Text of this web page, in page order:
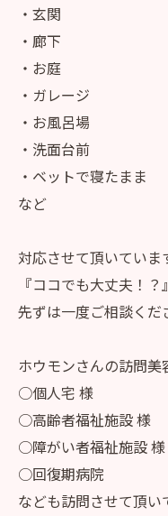
・玄関
・廊下
・お庭
・ガレージ
・お風呂場
・洗面台前
・ベットで寝たまま
など
対応させて頂いていま
『ココでも大丈夫！？』
先ずは一度ご相談くだ
ホウモンさんの訪問美
○個人宅 様
○高齢者福祉施設 様
○障がい者福祉施設 様
○回復期病院
なども訪問させて頂